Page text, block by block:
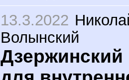
13.3.2022
Волынский
Дзержинский